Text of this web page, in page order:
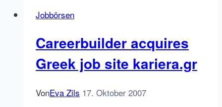
Database
Jobbörsen
Careerbuilder acquires
Greek job site kariera.gr
VonEva Zils 17. Oktober 2007